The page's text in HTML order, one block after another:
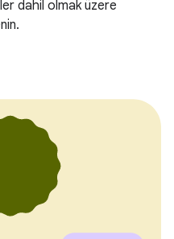
dahil olmak üzere